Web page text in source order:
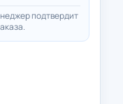
подтвердит